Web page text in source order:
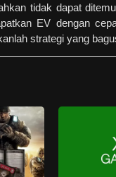
tidak dapat
EV dengan
strategi yang